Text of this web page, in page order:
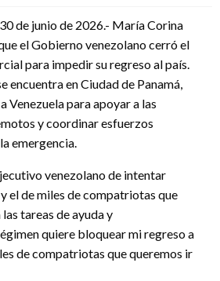
de junio de 2026.- María Corina
el Gobierno venezolano cerró el
para impedir su regreso al país.
encuentra en Ciudad de Panamá,
Venezuela para apoyar a las
y coordinar esfuerzos
emergencia.
venezolano de intentar
el de miles de compatriotas que
tareas de ayuda y
quiere bloquear mi regreso a
de compatriotas que queremos ir